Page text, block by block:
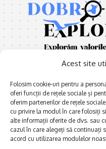
Acest site
Folosim cookie-uri pentru a
oferi funcții de rețele sociale și
oferim partenerilor de rețele
cu privire la modul în care folosiți
alte informații oferite de dvs. sau
cazul în care alegeți să continuați
acord cu utilizarea modulelor
E xplorăm Dobrogea,
Explorăm valorile locale:
Deltă, Litoral, cele mai mari